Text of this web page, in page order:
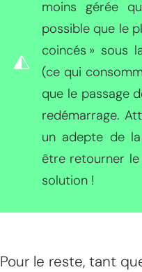
moins gérée
possible que le
coincés » sous
(ce qui
que le passage
redémarrage.
un adepte de
être retourner
solution !
Pour le reste, tant